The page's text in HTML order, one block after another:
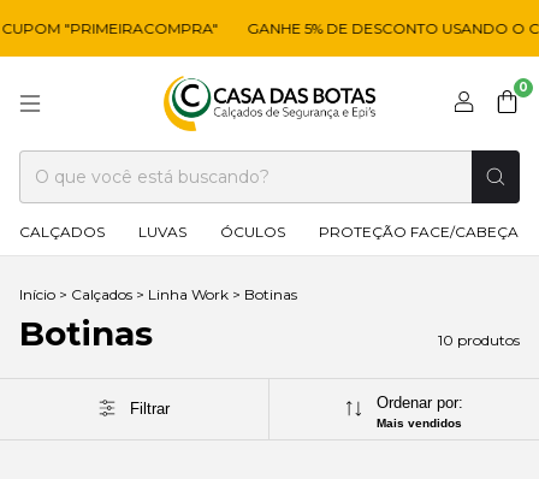
"PRIMEIRACOMPRA" GANHE 5% DE DESCONTO USANDO O
0
CALÇADOS LUVAS ÓCULOS PROTEÇÃO FACE/CABEÇA
Início > Calçados > Linha Work > Botinas
Botinas 10 produtos
Filtrar Ordenar por:
Mais vendidos